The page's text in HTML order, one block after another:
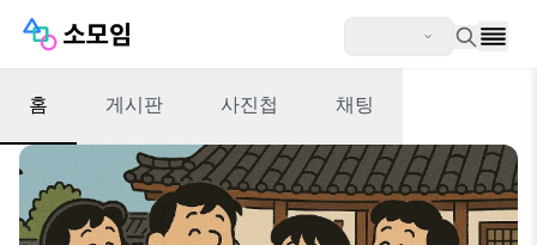
홈 게시판 사진첩 채팅